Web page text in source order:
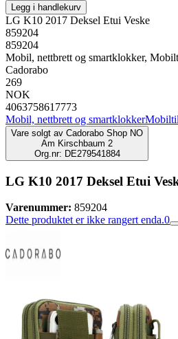
Legg i handlekurv
LG K10 2017 Deksel Etui Veske
859204
859204
Mobil, nettbrett og smartklokker,
Cadorabo
269
NOK
4063758617773
Mobil, nettbrett og smartklokker
Vare solgt av Cadorabo Shop NO
Am Kirschbaum 2
Org.nr: DE279541884
LG K10 2017 Deksel Etui
Varenummer: 859204
Dette produktet er ikke rangert enda.0